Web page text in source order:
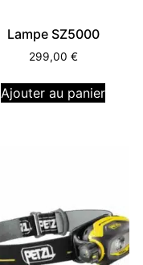
Lampe SZ5000
299,00 €
Ajouter au panier